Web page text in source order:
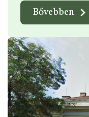
Bővebben